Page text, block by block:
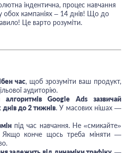
індентична, процес навчання
обох кампаніях – 14 днів! Що до
Це варто розуміти.
час, щоб зрозуміти ваш продукт,
аудиторію.
алгоритмів Google Ads зазвичай
днів до 2 тижнів. У масових нішах —
під час навчання. Не «смикайте»
Якщо конче щось треба міняти —